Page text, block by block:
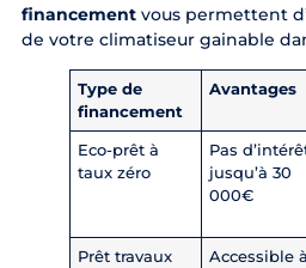
financementvous permettent
de votre climatiseur gainable
Type de
financement
Avantages
Eco-prêt à
taux zéro
Pas
jusqu’à 30
000€
Prêt travaux
Accessible à